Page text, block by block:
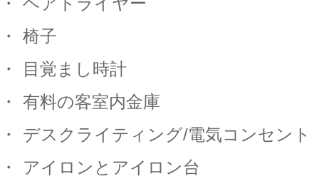
・
椅子
・
目覚まし時計
・
有料の客室内金庫
・
デスクライティング/電気コンセント
・
アイロンとアイロン台